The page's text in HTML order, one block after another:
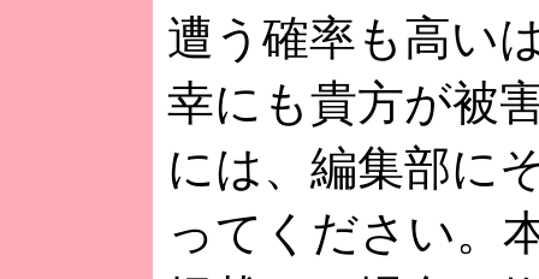
遭う確率も高い
幸にも貴方が被
には、編集部に
ってください。